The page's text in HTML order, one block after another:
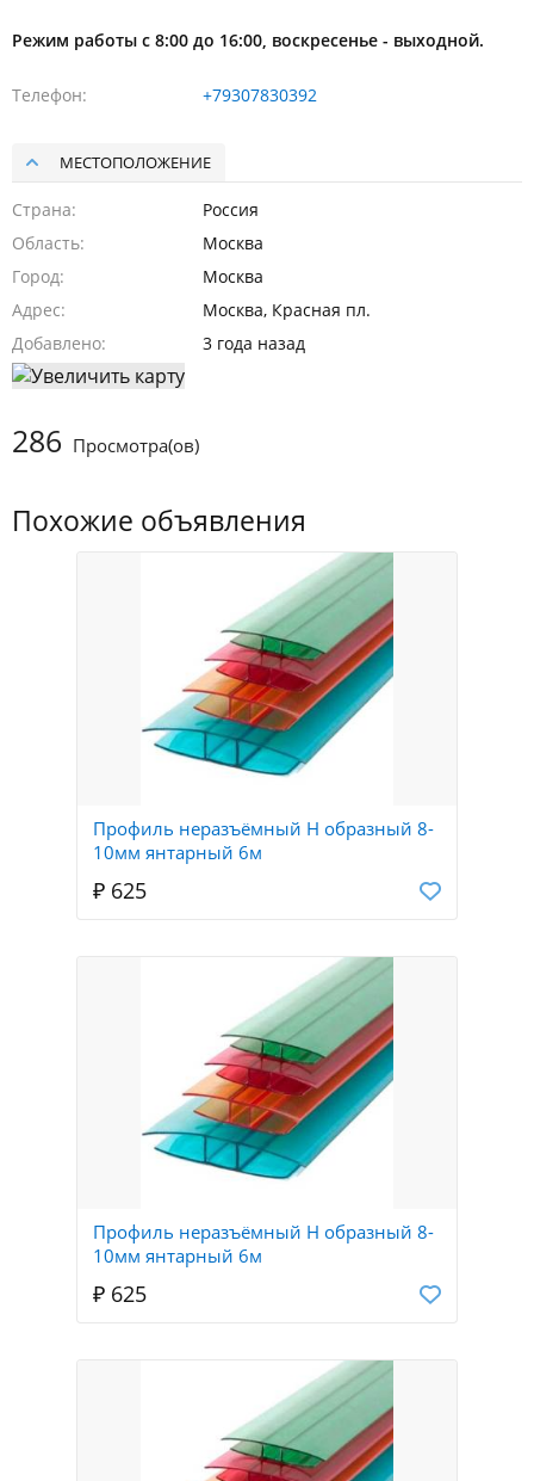
Похожие объявления
Профиль неразъёмный Н образный 8-
10мм янтарный 6м
₽ 625
Профиль неразъёмный Н образный 8-
10мм янтарный 6м
₽ 625
Режим работы с 8:00 до 16:00, воскресенье - выходной.
Телефон +79307830392
МЕСТОПОЛОЖЕНИЕ
Страна
Россия
Область
Москва
Город
Москва
Адрес
Москва, Красная пл.
Добавлено
3 года назад
286 Просмотра(ов)